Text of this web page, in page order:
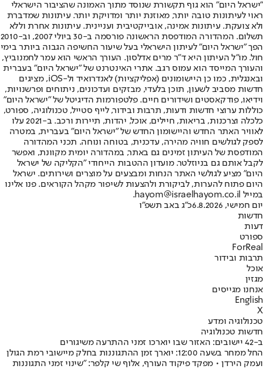
"ישראל היום" הוא גוף תקשורת שנוסד מתוך האמונה שהציבור הישראלי
ראוי לעיתונות טובה יותר, מאוזנת יותר ומדויקת יותר. עיתונות שמדברת
ולא צועקת. עיתונות אמינה, אובייקטיבית ועניינית. עיתונות אחרת וללא
תשלום. המהדורה המודפסת הראשונה פורסמה ב-30 ביולי 2007, וב-2010
הפך "ישראל היום" לעיתון הישראלי בעל שיעור החשיפה הגבוה ביותר בימי
חול. מו"ל העיתון היא ד"ר מרים אדלסון. העורך הראשי הוא עמר לחמנוביץ,
והעורך המייסד הוא עמוס רגב. אתרי האינטרנט של "ישראל היום" בעברית
ובאנגלית, כמו כן היישומונים (אפליקציות) לאנדרואיד ול-iOS, מציגים
חדשות מסביב לשעון, תוכן בלעדי, מבזקים ועדכונים, ניתוחים ופרשנויות,
וידיאו, פודקאסטים ושידורים חיים. פלטפורמות הדיגיטל של "ישראל היום"
כוללות ערוצי חדשות ודעות, תרבות ובידור, לייף סטייל, טכנולוגיה, ספורט,
כלכלה וצרכנות, בריאות, חיילים, אוכל, יהדות, תיירות ורכב. ב-2021 עלו
לאוויר האתר החדש והיישומון החדש של "ישראל היום" בעברית, במטרה
לספק לגולשים חוויה מהירה, עדכנית, בטוחה ונוחה. תכני המהדורה
המודפסת של העיתון זמינים גם באתר, במהדורה יומית מקוונת, ואפשר
לקבל אותם גם בניוזלטר. מועדון ההטבות הייחודי "הקליקה של ישראל
היום" מציע לגולשי האתר הנחות ומבצעים על מוצרים ושירותים. ישראל
היום פתוח להערות, לביקורת ולהצעות לשיפור מקהל הקוראים. פנו אלינו
במייל hayom@israelhayom.co.il.
יום חמישי, 6.8.2026
כ"ג באב תשפ"ו
חדשות
דעות
ספורט
ForReal
תרבות ובידור
אוכל
מגזין
אנחנו מגייסים
English
X
טכנולוגיה ומדע
חדשות טכנולוגיה
ב-42 יישובים: האזור שבו יוארכו זמני ההתרעה משיגורים
החל ממחר בשעה 12:00: יוארך זמן ההתגוננות בחלק מיישובי רמת הגולן
ועמק הירדן • מפקד פיקוד העורף, אלוף שי קלפר: "שינוי זמני התגוננות